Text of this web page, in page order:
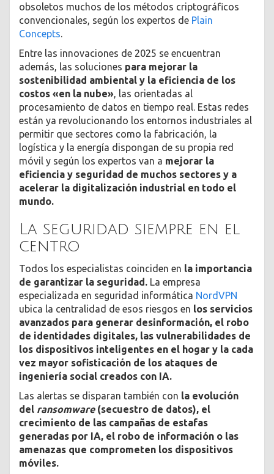
obsoletos muchos de los métodos criptográficos
convencionales, según los expertos de Plain
Concepts.
Entre las innovaciones de 2025 se encuentran
además, las soluciones para mejorar la
sostenibilidad ambiental y la eficiencia de los
costos «en la nube», las orientadas al
procesamiento de datos en tiempo real. Estas redes
están ya revolucionando los entornos industriales al
permitir que sectores como la fabricación, la
logística y la energía dispongan de su propia red
móvil y según los expertos van a mejorar la
eficiencia y seguridad de muchos sectores y a
acelerar la digitalización industrial en todo el
mundo.
La seguridad siempre en el
centro
Todos los especialistas coinciden en la importancia
de garantizar la seguridad. La empresa
especializada en seguridad informática NordVPN
ubica la centralidad de esos riesgos en los servicios
avanzados para generar desinformación, el robo
de identidades digitales, las vulnerabilidades de
los dispositivos inteligentes en el hogar y la cada
vez mayor sofisticación de los ataques de
ingeniería social creados con IA.
Las alertas se disparan también con la evolución
del ransomware(secuestro de datos), el
crecimiento de las campañas de estafas
generadas por IA, el robo de información o las
amenazas que comprometen los dispositivos
móviles.